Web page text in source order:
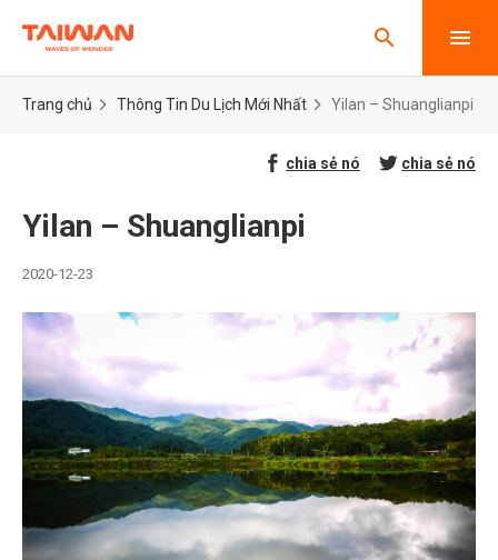
search
Trang chủ Thông Tin Du Lịch Mới Nhất Yilan – Shuanglianpi
Yilan – Shuanglianpi
2020-12-23
chia sẻ nó chia sẻ nó